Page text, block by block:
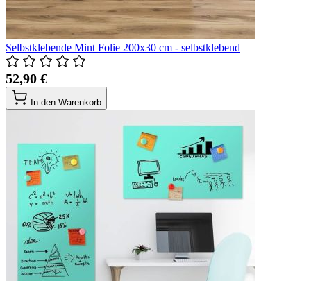
Selbstklebende Mint Folie 200x30 cm - selbstklebend
52,90 €
In den Warenkorb